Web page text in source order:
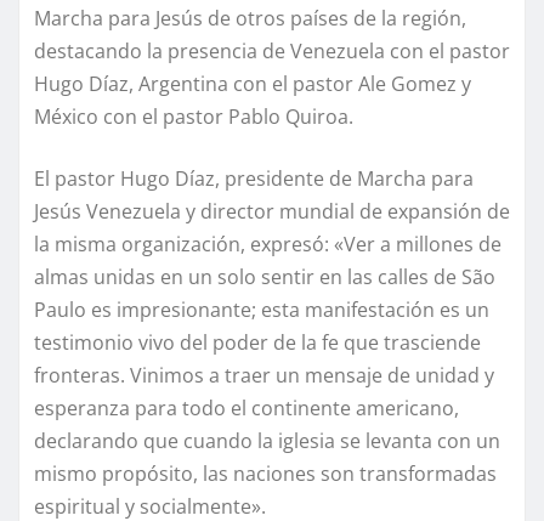
Marcha para Jesús de otros países de la región,
destacando la presencia de Venezuela con el pastor
Hugo Díaz, Argentina con el pastor Ale Gomez y
México con el pastor Pablo Quiroa.
El pastor Hugo Díaz, presidente de Marcha para
Jesús Venezuela y director mundial de expansión de
la misma organización, expresó: «Ver a millones de
almas unidas en un solo sentir en las calles de São
Paulo es impresionante; esta manifestación es un
testimonio vivo del poder de la fe que trasciende
fronteras. Vinimos a traer un mensaje de unidad y
esperanza para todo el continente americano,
declarando que cuando la iglesia se levanta con un
mismo propósito, las naciones son transformadas
espiritual y socialmente».